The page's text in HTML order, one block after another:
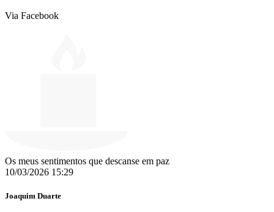
Via Facebook
Os meus sentimentos que descanse em paz
10/03/2026 15:29
Joaquim Duarte